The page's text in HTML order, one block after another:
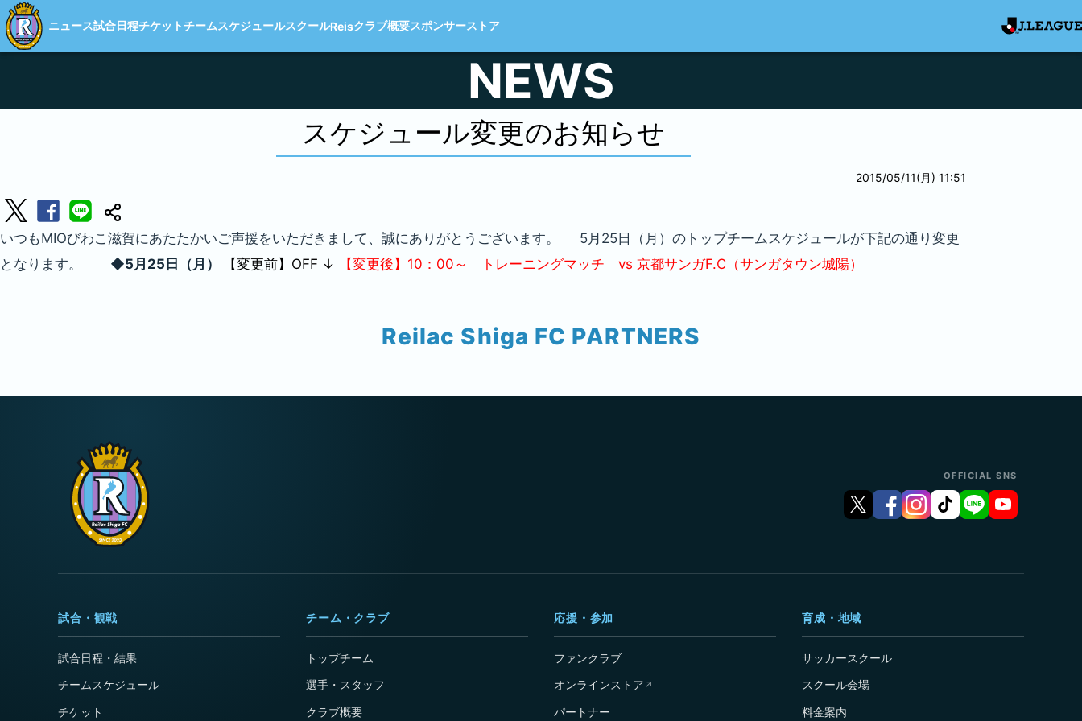
ニュース試合日程チケットチームスケジュールスクールReisクラブ概要スポンサーストア
NEWS
スケジュール変更のお知らせ
2015/05/11(月) 11:51
いつもMIOびわこ滋賀にあたたかいご声援をいただきまして、誠にありがとうございます。 5月25日（月）のトップチームスケジュールが下記の通り変更
となります。 ◆5月25日（月） 【変更前】OFF ↓ 【変更後】10：00～ トレーニングマッチ vs 京都サンガF.C（サンガタウン城陽）
Reilac Shiga FC PARTNERS
OFFICIAL SNS
試合・観戦
試合日程・結果
チームスケジュール
チケット
チーム・クラブ
トップチーム
選手・スタッフ
クラブ概要
応援・参加
ファンクラブ
オンラインストア ↗
パートナー
育成・地域
サッカースクール
スクール会場
料金案内